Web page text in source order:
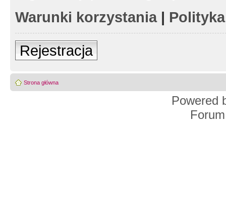
Warunki korzystania|
Rejestracja
Strona główna
Powered